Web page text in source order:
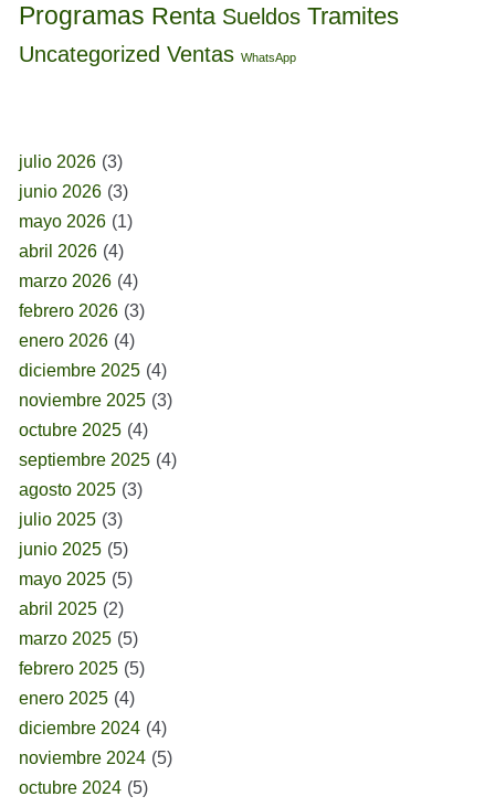
Programas Renta Sueldos Tramites
Uncategorized Ventas WhatsApp
julio 2026 (3)
junio 2026 (3)
mayo 2026 (1)
abril 2026 (4)
marzo 2026 (4)
febrero 2026 (3)
enero 2026 (4)
diciembre 2025 (4)
noviembre 2025 (3)
octubre 2025 (4)
septiembre 2025 (4)
agosto 2025 (3)
julio 2025 (3)
junio 2025 (5)
mayo 2025 (5)
abril 2025 (2)
marzo 2025 (5)
febrero 2025 (5)
enero 2025 (4)
diciembre 2024 (4)
noviembre 2024 (5)
octubre 2024 (5)